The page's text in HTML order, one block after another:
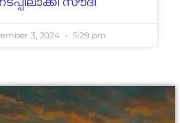
3, 2024 5:29 pm